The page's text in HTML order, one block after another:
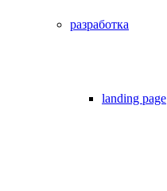
разработка
landing page